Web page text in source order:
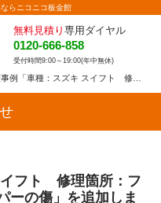
らニコニコ板金館
無料見積り 専用ダイヤル
0120-666-858
受付時間9:00～19:00(年中無休)
種：スズキ スイフト 修理箇所：フロントバンパーとリアバンパーの傷」を追加しました。
フト 修理箇所：フ
ーの傷」を追加しま